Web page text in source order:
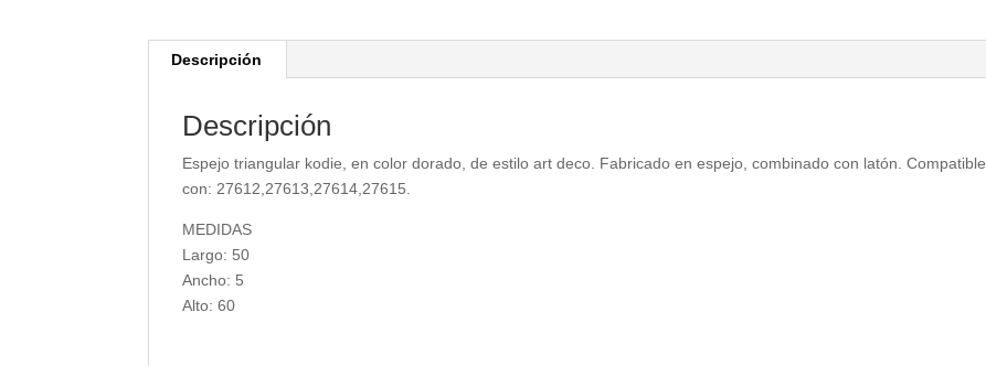
Descripción
Descripción
Espejo triangular kodie, en color dorado, de estilo art deco. Fabricado en espejo, combinado con latón. Compatible
con: 27612,27613,27614,27615.
MEDIDAS
Largo: 50
Ancho: 5
Alto: 60